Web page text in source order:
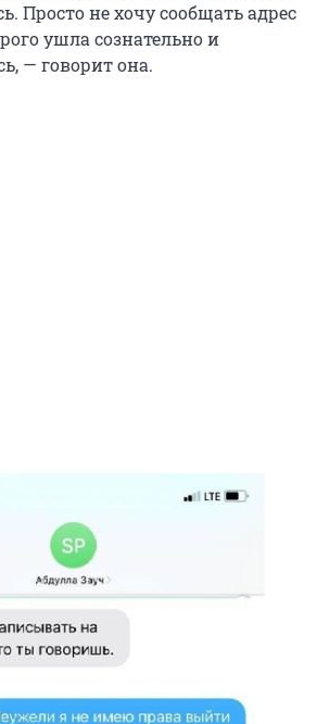
Просто не хочу сообщать адрес
ушла сознательно и
— говорит она.